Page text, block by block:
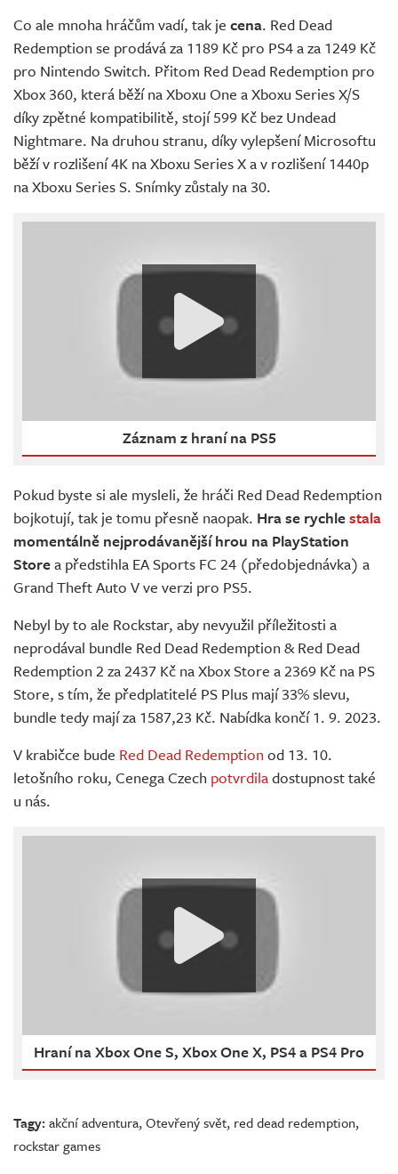
Co ale mnoha hráčům vadí, tak je cena. Red Dead
Redemption se prodává za 1189 Kč pro PS4 a za 1249 Kč
pro Nintendo Switch. Přitom Red Dead Redemption pro
Xbox 360, která běží na Xboxu One a Xboxu Series X/S
díky zpětné kompatibilitě, stojí 599 Kč bez Undead
Nightmare. Na druhou stranu, díky vylepšení Microsoftu
běží v rozlišení 4K na Xboxu Series X a v rozlišení 1440p
na Xboxu Series S. Snímky zůstaly na 30.
Záznam z hraní na PS5
Pokud byste si ale mysleli, že hráči Red Dead Redemption
bojkotují, tak je tomu přesně naopak. Hra se rychlestala
momentálně nejprodávanější hrou na PlayStation
Storea předstihla EA Sports FC 24 (předobjednávka) a
Grand Theft Auto V ve verzi pro PS5.
Nebyl by to ale Rockstar, aby nevyužil příležitosti a
neprodával bundle Red Dead Redemption & Red Dead
Redemption 2 za 2437 Kč na Xbox Store a 2369 Kč na PS
Store, s tím, že předplatitelé PS Plus mají 33% slevu,
bundle tedy mají za 1587,23 Kč. Nabídka končí 1. 9. 2023.
V krabičce bude Red Dead Redemption od 13. 10.
letošního roku, Cenega Czech potvrdiladostupnost také
u nás.
Hraní na Xbox One S, Xbox One X, PS4 a PS4 Pro
Tagy:akční adventura,Otevřený svět, red dead redemption,
rockstar games